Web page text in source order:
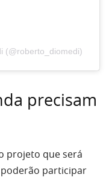
(@roberto_diomedi)
precisam
projeto que será
participar